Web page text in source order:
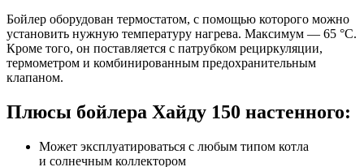
Бойлер оборудован термостатом, с помощью которого можно
установить нужную температуру нагрева. Максимум — 65 °С.
Кроме того, он поставляется с патрубком рециркуляции,
термометром и комбинированным предохранительным
клапаном.
Плюсы бойлера Хайду 150 настенного:
Может эксплуатироваться с любым типом котла
и солнечным коллектором